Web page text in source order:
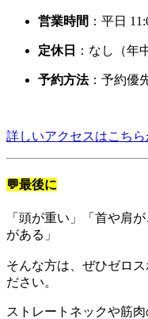
営業時間 ：平日
定休日 ：なし（年
予約方法：予約優
詳しいアクセスはこちら
💬最後に
「頭が重い」「首や肩
がある」
そんな方は、ぜひゼロ
ださい。
ストレートネックや筋